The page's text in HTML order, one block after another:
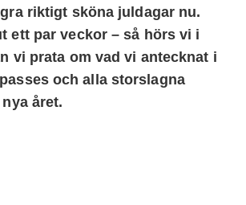
riktigt sköna juldagar nu.
ett par veckor – så hörs vi i
vi prata om vad vi antecknat i
och alla storslagna
året.